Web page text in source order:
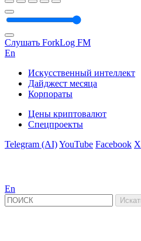
Слушать ForkLog FM
En
Искусственный интеллект
Дайджест месяца
Корпораты
Цены криптовалют
Спецпроекты
Telegram (AI)YouTube Facebook X
En